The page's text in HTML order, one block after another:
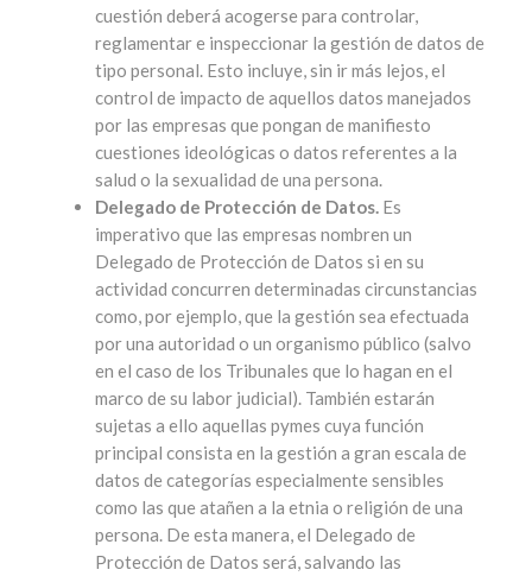
cuestión deberá acogerse para controlar,
reglamentar e inspeccionar la gestión de datos de
tipo personal. Esto incluye, sin ir más lejos, el
control de impacto de aquellos datos manejados
por las empresas que pongan de manifiesto
cuestiones ideológicas o datos referentes a la
salud o la sexualidad de una persona.
Delegado de Protección de Datos. Es
imperativo que las empresas nombren un
Delegado de Protección de Datos si en su
actividad concurren determinadas circunstancias
como, por ejemplo, que la gestión sea efectuada
por una autoridad o un organismo público (salvo
en el caso de los Tribunales que lo hagan en el
marco de su labor judicial). También estarán
sujetas a ello aquellas pymes cuya función
principal consista en la gestión a gran escala de
datos de categorías especialmente sensibles
como las que atañen a la etnia o religión de una
persona. De esta manera, el Delegado de
Protección de Datos será, salvando las